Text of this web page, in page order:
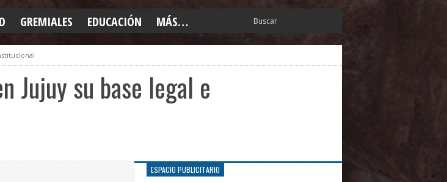
GREMIALES EDUCACIÓN MÁS…
INTERIOR
DEPORTES
ELECCIONES 2025
LEGISLATIVO
Jujuy su base legal e
ESPACIO PUBLICITARIO